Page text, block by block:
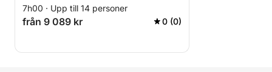
7h00 · Upp till 14 personer
från 9 089 kr 0 (0)